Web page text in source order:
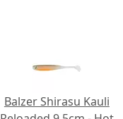
Balzer Shirasu Kauli